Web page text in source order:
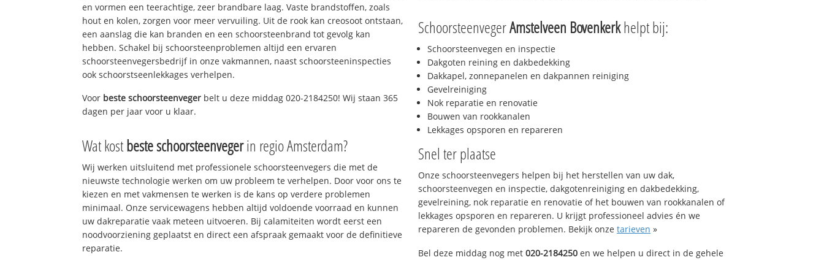
en vormen een teerachtige, zeer brandbare laag. Vaste brandstoffen, zoals
hout en kolen, zorgen voor meer vervuiling. Uit de rook kan creosoot ontstaan,
een aanslag die kan branden en een schoorsteenbrand tot gevolg kan
hebben. Schakel bij schoorsteenproblemen altijd een ervaren
schoorsteenvegersbedrijf in onze vakmannen, naast schoorsteeninspecties
ook schoorstseenlekkages verhelpen.
Voor beste schoorsteenveger belt u deze middag 020-2184250! Wij staan 365
dagen per jaar voor u klaar.
Wat kostbeste schoorsteenvegerin regio Amsterdam?
Wij werken uitsluitend met professionele schoorsteenvegers die met de
nieuwste technologie werken om uw probleem te verhelpen. Door voor ons te
kiezen en met vakmensen te werken is de kans op verdere problemen
minimaal. Onze servicewagens hebben altijd voldoende voorraad en kunnen
uw dakreparatie vaak meteen uitvoeren. Bij calamiteiten wordt eerst een
noodvoorziening geplaatst en direct een afspraak gemaakt voor de definitieve
reparatie.
SchoorsteenvegerAmstelveen Bovenkerkhelpt bij:
Schoorsteenvegen en inspectie
Dakgoten reining en dakbedekking
Dakkapel, zonnepanelen en dakpannen reiniging
Gevelreiniging
Nok reparatie en renovatie
Bouwen van rookkanalen
Lekkages opsporen en repareren
Snel ter plaatse
Onze schoorsteenvegers helpen bij het herstellen van uw dak,
schoorsteenvegen en inspectie, dakgotenreiniging en dakbedekking,
gevelreining, nok reparatie en renovatie of het bouwen van rookkanalen of
lekkages opsporen en repareren. U krijgt professioneel advies én we
repareren de gevonden problemen. Bekijk onze tarieven »
Bel deze middag nog met 020-2184250 en we helpen u direct in de gehele